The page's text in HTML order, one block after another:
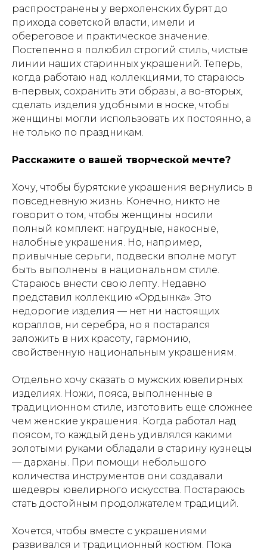
распространены у верхоленских бурят до
прихода советской власти, имели и
обереговое и практическое значение.
Постепенно я полюбил строгий стиль, чистые
линии наших старинных украшений. Теперь,
когда работаю над коллекциями, то стараюсь
в-первых, сохранить эти образы, а во-вторых,
сделать изделия удобными в носке, чтобы
женщины могли использовать их постоянно, а
не только по праздникам.
Расскажите о вашей творческой мечте?
Хочу, чтобы бурятские украшения вернулись в
повседневную жизнь. Конечно, никто не
говорит о том, чтобы женщины носили
полный комплект: нагрудные, накосные,
налобные украшения. Но, например,
привычные серьги, подвески вполне могут
быть выполнены в национальном стиле.
Стараюсь внести свою лепту. Недавно
представил коллекцию «Ордынка». Это
недорогие изделия — нет ни настоящих
кораллов, ни серебра, но я постарался
заложить в них красоту, гармонию,
свойственную национальным украшениям.
Отдельно хочу сказать о мужских ювелирных
изделиях. Ножи, пояса, выполненные в
традиционном стиле, изготовить еще сложнее
чем женские украшения. Когда работал над
поясом, то каждый день удивлялся какими
золотыми руками обладали в старину кузнецы
— дарханы. При помощи небольшого
количества инструментов они создавали
шедевры ювелирного искусства. Постараюсь
стать достойным продолжателем традиций.
Хочется, чтобы вместе с украшениями
развивался и традиционный костюм. Пока